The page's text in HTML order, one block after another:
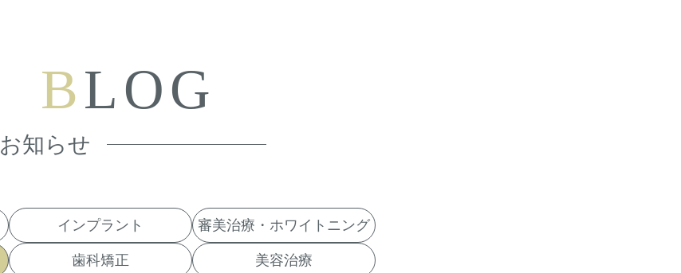
BLOG
お知らせ
インプラント 審美治療・ホワイトニング
歯科矯正 美容治療